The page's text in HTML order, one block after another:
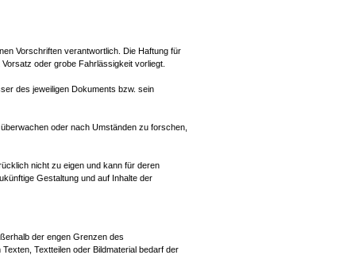
Vorschriften verantwortlich. Die Haftung für
oder grobe Fahrlässigkeit vorliegt.
des jeweiligen Dokuments bzw. sein
oder nach Umständen zu forschen,
nicht zu eigen und kann für deren
Gestaltung und auf Inhalte der
der engen Grenzen des
Textteilen oder Bildmaterial bedarf der